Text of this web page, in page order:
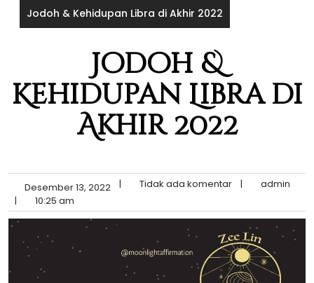
Jodoh & Kehidupan Libra di Akhir 2022
Jodoh &
Kehidupan Libra di
Akhir 2022
Desember 13, 2022 | Tidak ada komentar |
admin
|
10:25 am